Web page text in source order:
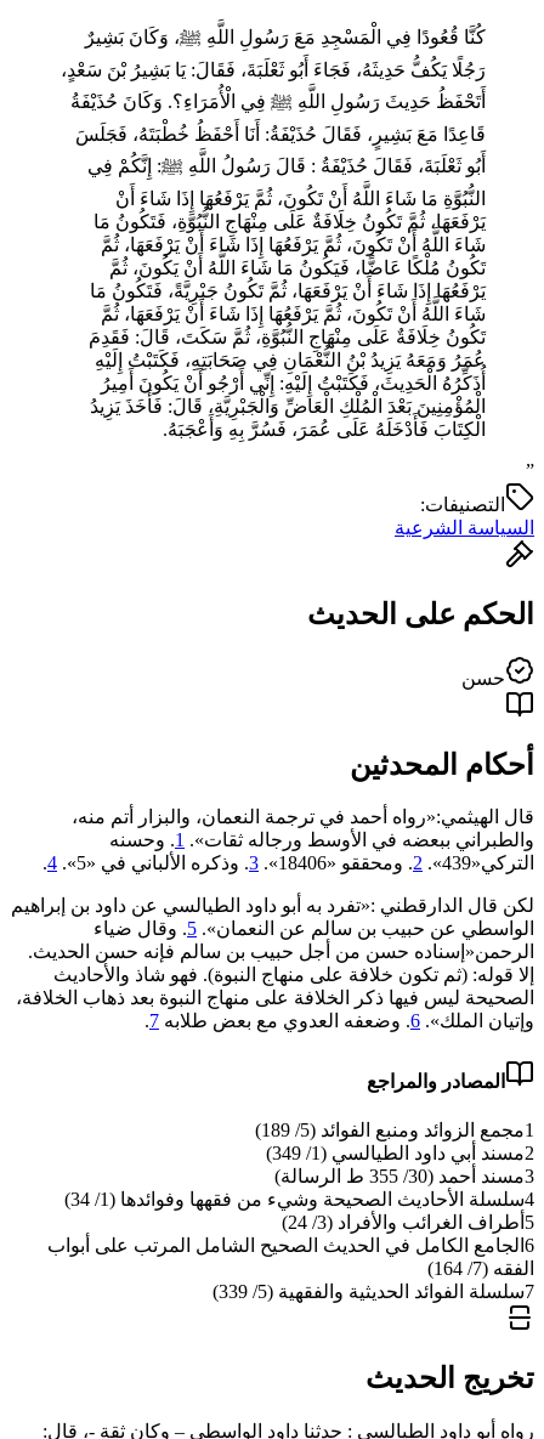
كُنَّا قُعُودًا فِي الْمَسْجِدِ مَعَ رَسُولِ اللَّهِ ﷺ، ‌وَكَانَ ‌بَشِيرٌ
‌رَجُلًا ‌يَكُفُّ ‌حَدِيثَهُ، فَجَاءَ أَبُو ثَعْلَبَةَ، فَقَالَ: يَا بَشِيرُ بْنَ سَعْدٍ،
أَتَحْفَظُ حَدِيثَ رَسُولِ اللَّهِ ﷺ فِي الْأُمَرَاءِ؟. وَكَانَ حُذَيْفَةُ
قَاعِدًا مَعَ بَشِيرٍ، فَقَالَ حُذَيْفَةُ: أَنَا أَحْفَظُ خُطْبَتَهُ، فَجَلَسَ
أَبُو ثَعْلَبَةَ، فَقَالَ حُذَيْفَةُ : قَالَ رَسُولُ اللَّهِ ﷺ: إِنَّكُمْ فِي
النُّبُوَّةِ مَا شَاءَ اللَّهُ أَنْ تَكُونَ، ثُمَّ يَرْفَعُهَا إِذَا شَاءَ أَنْ
يَرْفَعَهَا، ثُمَّ تَكُونُ خِلَافَةٌ عَلَى مِنْهَاجِ النُّبُوَّةِ، فَتَكُونُ مَا
شَاءَ اللَّهُ أَنْ تَكُونَ، ثُمَّ يَرْفَعُهَا إِذَا شَاءَ أَنْ يَرْفَعَهَا، ثُمَّ
تَكُونُ مُلْكًا عَاضًّا، فَيَكُونُ مَا شَاءَ اللَّهُ أَنْ يَكُونَ، ثُمَّ
يَرْفَعُهَا إِذَا شَاءَ أَنْ يَرْفَعَهَا، ثُمَّ تَكُونُ جَبْرِيَّةً، فَتَكُونُ مَا
شَاءَ اللَّهُ أَنْ تَكُونَ، ثُمَّ يَرْفَعُهَا إِذَا شَاءَ أَنْ يَرْفَعَهَا، ثُمَّ
تَكُونُ خِلَافَةٌ عَلَى مِنْهَاجِ النُّبُوَّةِ، ثُمَّ سَكَتَ، قَالَ: فَقَدِمَ
عُمَرُ وَمَعَهُ يَزِيدُ بْنُ النُّعْمَانِ فِي صَحَابَتِهِ، فَكَتَبْتُ إِلَيْهِ
أُذَكِّرُهُ الْحَدِيثَ، فَكَتَبْتُ إِلَيْهِ: إِنِّي أَرْجُو أَنْ يَكُونَ أَمِيرُ
الْمُؤْمِنِينَ بَعْدَ الْمُلْكِ الْعَاضِّ وَالْجَبْرِيَّةِ، قَالَ: فَأَخَذَ يَزِيدُ
الْكِتَابَ فَأَدْخَلَهُ عَلَى عُمَرَ، فَسُرَّ بِهِ وَأَعْجَبَهُ.
”
التصنيفات:
السياسة الشرعية
الحكم على الحديث
حسن
أحكام المحدثين
قال الهيثمي:«رواه أحمد في ترجمة النعمان، والبزار أتم منه،
والطبراني ببعضه في الأوسط ورجاله ثقات». 1. وحسنه
التركي«439».
2. ومحققو «18406». 3. وذكره الألباني في «‌‌5». 4
.
لكن قال الدارقطني :«‌تفرد ‌به ‌أبو ‌داود ‌الطيالسي ‌عن ‌داود ‌بن ‌إبراهيم
‌الواسطي عن حبيب بن سالم عن النعمان». 5. وقال ضياء
الرحمن«إسناده حسن من أجل حبيب بن سالم فإنه حسن الحديث.
إلا قوله: (ثم ‌تكون ‌خلافة ‌على ‌منهاج ‌النبوة). فهو شاذ والأحاديث
الصحيحة ليس فيها ذكر الخلافة على منهاج النبوة بعد ذهاب الخلافة،
وإتيان الملك». 6. وضعفه العدوي مع بعض طلابه 7
.
المصادر والمراجع
1مجمع الزوائد ومنبع الفوائد (5/ 189)
2مسند أبي داود الطيالسي (1/ 349)
3مسند أحمد (30/ 355 ط الرسالة)
4سلسلة الأحاديث الصحيحة وشيء من فقهها وفوائدها (1/ 34)
5 أطراف الغرائب والأفراد (3/ 24)
6 الجامع الكامل في الحديث الصحيح الشامل المرتب على أبواب
الفقه (7/ 164)
7سلسلة الفوائد الحديثية والفقهية (5/ 339)
تخريج الحديث
رواه أبو داود الطيالسي : حدثنا داود الواسطي – وكان ثقة -، قال: